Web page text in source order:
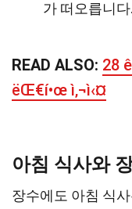
가 떠오릅니
READ ALSO: 28
ëŒ€í•œ ì‚¬ì‹¤
아침 식사와
장수에도 아침 식